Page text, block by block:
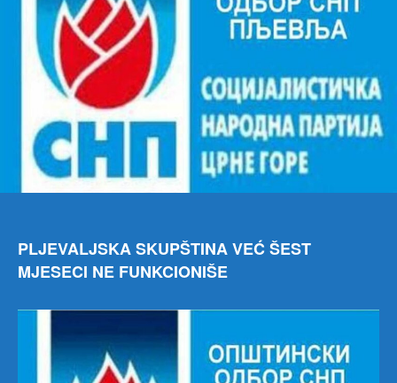
PLJEVALJSKA SKUPŠTINA VEĆ ŠEST
MJESECI NE FUNKCIONIŠE